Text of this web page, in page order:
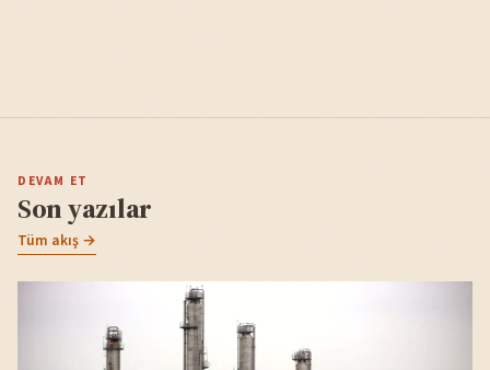
DEVAM ET
Son yazılar
Tüm akış →